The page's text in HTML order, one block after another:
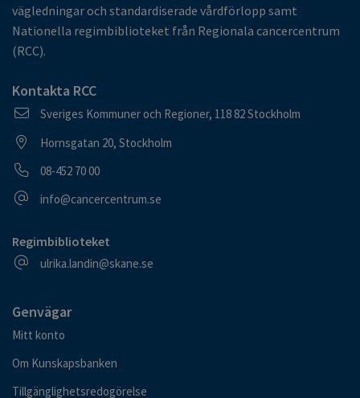
vägledningar och standardiserade vårdförlopp samt
Nationella regimbiblioteket från Regionala cancercentrum
(RCC).
Kontakta RCC
Postadress
Sveriges Kommuner och Regioner, 118 82 Stockholm
Besöksadress
Hornsgatan 20, Stockholm
Telefonnummer
08-452 70 00
E-postadress
info@cancercentrum.se
Regimbiblioteket
E-postadress
ulrika.landin@skane.se
Genvägar
Mitt konto
Om Kunskapsbanken
Tillgänglighetsredogörelse